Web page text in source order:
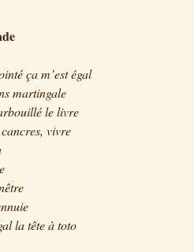
ça m’est égal
martingale
le livre
vivre
la tête à toto